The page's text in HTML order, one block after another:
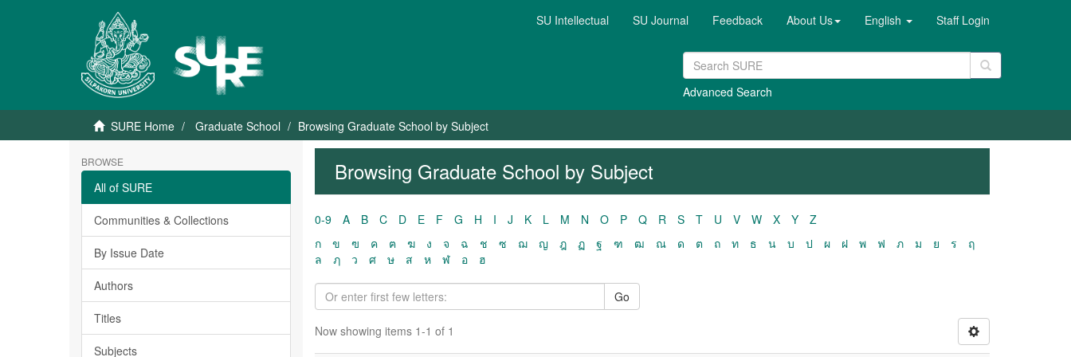
SU Intellectual SU Journal Feedback About Us English Staff Login
Advanced Search
SURE Home Graduate School Browsing Graduate School by Subject
BROWSE
All of SURE
Communities & Collections
By Issue Date
Authors
Titles
Subjects
Browsing Graduate School by Subject
0-9 A B C D E F G H I J K L M N O P Q R S T U V W X Y
Z
ก
ข ฃ ค ฅ ฆ ง จ ฉ ช ซ ฌ ญ ฎ ฏ ฐ ฑ ฒ ณ ด ต ถ ท ธ น บ ป ผ ฝ พ ฟ ภ ม ย ร
ฤ
ล
ฦ ว ศ ษ ส ห ฬ อ ฮ
Go
Now showing items 1-1 of 1